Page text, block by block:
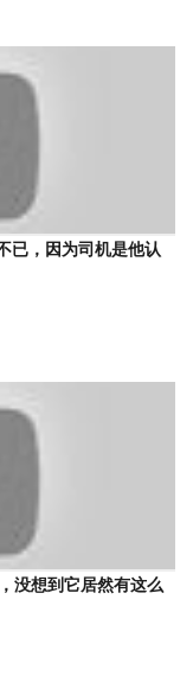
已，因为司机是他认
没想到它居然有这么